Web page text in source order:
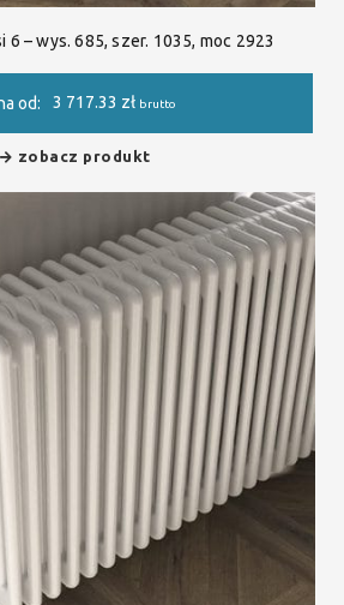
6 – wys. 685, szer. 1035, moc 2923
od: 3 717.33 zł brutto
zobacz produkt